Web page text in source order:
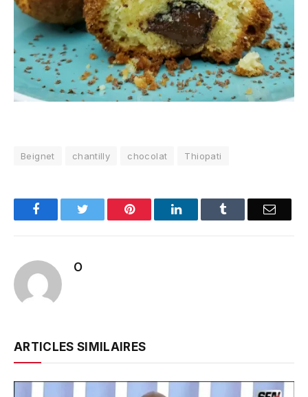
Beignet chantilly chocolat Thiopati
FacebookTwitter Pinterest LinkedInTumblr Email
O
ARTICLES SIMILAIRES